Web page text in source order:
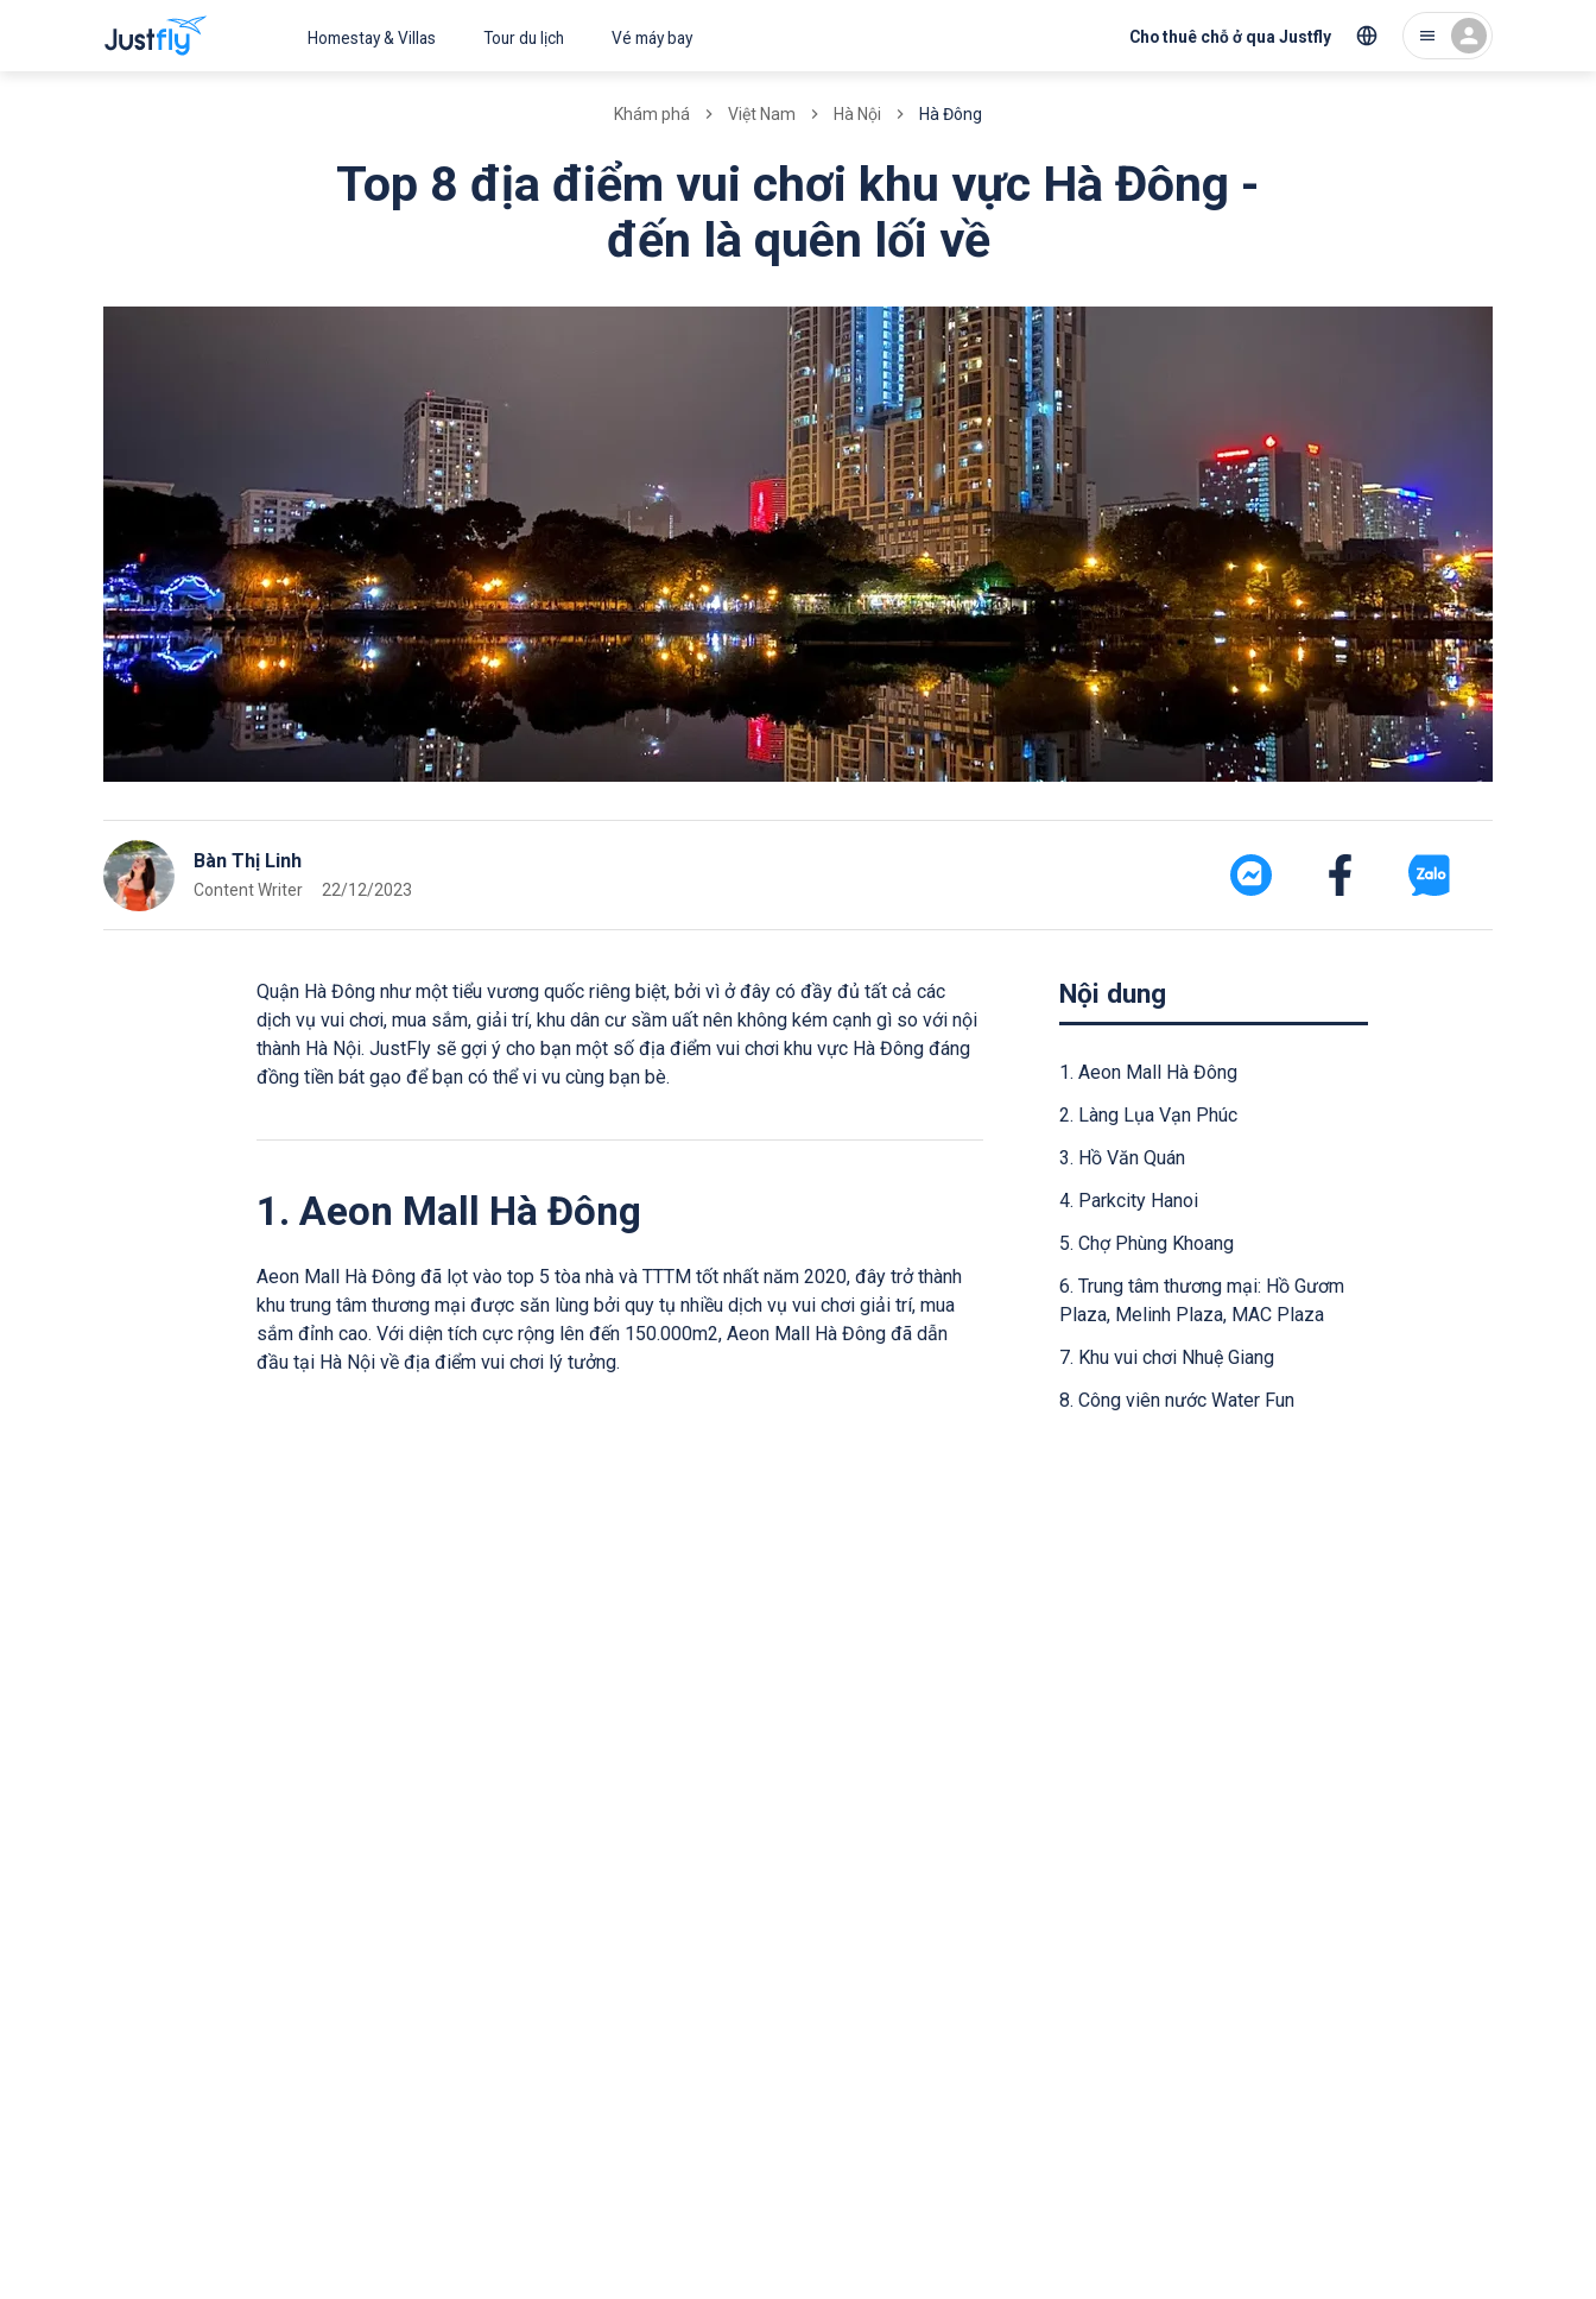
Homestay & Villas Tour du lịch Vé máy bay Cho thuê chỗ ở qua Justfly
Khám phá Việt Nam Hà Nội Hà Đông
Top 8 địa điểm vui chơi khu vực Hà Đông -
đến là quên lối về
Bàn Thị Linh
Content Writer 22/12/2023
Quận Hà Đông như một tiểu vương quốc riêng biệt, bởi vì ở đây có đầy đủ tất cả các
dịch vụ vui chơi, mua sắm, giải trí, khu dân cư sầm uất nên không kém cạnh gì so với nội
thành Hà Nội. JustFly sẽ gợi ý cho bạn một số địa điểm vui chơi khu vực Hà Đông đáng
đồng tiền bát gạo để bạn có thể vi vu cùng bạn bè.
1. Aeon Mall Hà Đông
Aeon Mall Hà Đông đã lọt vào top 5 tòa nhà và TTTM tốt nhất năm 2020, đây trở thành
khu trung tâm thương mại được săn lùng bởi quy tụ nhiều dịch vụ vui chơi giải trí, mua
sắm đỉnh cao. Với diện tích cực rộng lên đến 150.000m2, Aeon Mall Hà Đông đã dẫn
đầu tại Hà Nội về địa điểm vui chơi lý tưởng.
Nội dung
1. Aeon Mall Hà Đông
2. Làng Lụa Vạn Phúc
3. Hồ Văn Quán
4. Parkcity Hanoi
5. Chợ Phùng Khoang
6. Trung tâm thương mại: Hồ Gươm
Plaza, Melinh Plaza, MAC Plaza
7. Khu vui chơi Nhuệ Giang
8. Công viên nước Water Fun